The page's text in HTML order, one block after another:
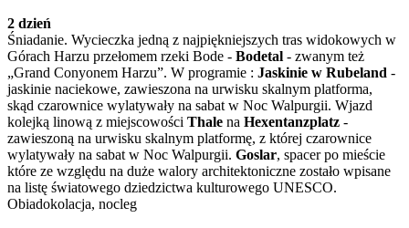
2 dzień
Śniadanie. Wycieczka jedną z najpiękniejszych tras widokowych w
Górach Harzu przełomem rzeki Bode - Bodetal - zwanym też
„Grand Conyonem Harzu”. W programie : Jaskinie w Rubeland -
jaskinie naciekowe, zawieszona na urwisku skalnym platforma,
skąd czarownice wylatywały na sabat w Noc Walpurgii. Wjazd
kolejką linową z miejscowości Thale na Hexentanzplatz -
zawieszoną na urwisku skalnym platformę, z której czarownice
wylatywały na sabat w Noc Walpurgii. Goslar, spacer po mieście
które ze względu na duże walory architektoniczne zostało wpisane
na listę światowego dziedzictwa kulturowego UNESCO.
Obiadokolacja, nocleg